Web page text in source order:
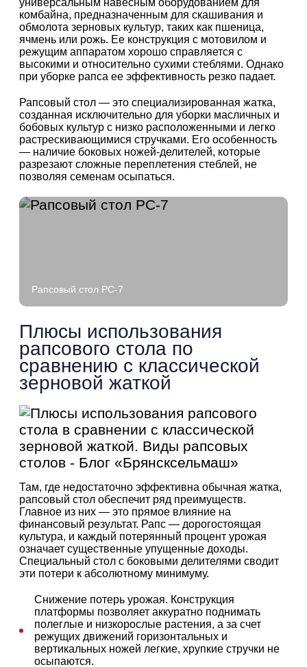
универсальным навесным оборудованием для
комбайна, предназначенным для скашивания и
обмолота зерновых культур, таких как пшеница,
ячмень или рожь. Ее конструкция с мотовилом и
режущим аппаратом хорошо справляется с
высокими и относительно сухими стеблями. Однако
при уборке рапса ее эффективность резко падает.
Рапсовый стол — это специализированная жатка,
созданная исключительно для уборки масличных и
бобовых культур с низко расположенными и легко
растрескивающимися стручками. Его особенность
— наличие боковых ножей-делителей, которые
разрезают сложные переплетения стеблей, не
позволяя семенам осыпаться.
Рапсовый стол РС-7
Плюсы использования
рапсового стола по
сравнению с классической
зерновой жаткой
Там, где недостаточно эффективна обычная жатка,
рапсовый стол обеспечит ряд преимуществ.
Главное из них — это прямое влияние на
финансовый результат. Рапс — дорогостоящая
культура, и каждый потерянный процент урожая
означает существенные упущенные доходы.
Специальный стол с боковыми делителями сводит
эти потери к абсолютному минимуму.
Снижение потерь урожая. Конструкция
платформы позволяет аккуратно поднимать
полеглые и низкорослые растения, а за счет
режущих движений горизонтальных и
вертикальных ножей легкие, хрупкие стручки не
осыпаются.